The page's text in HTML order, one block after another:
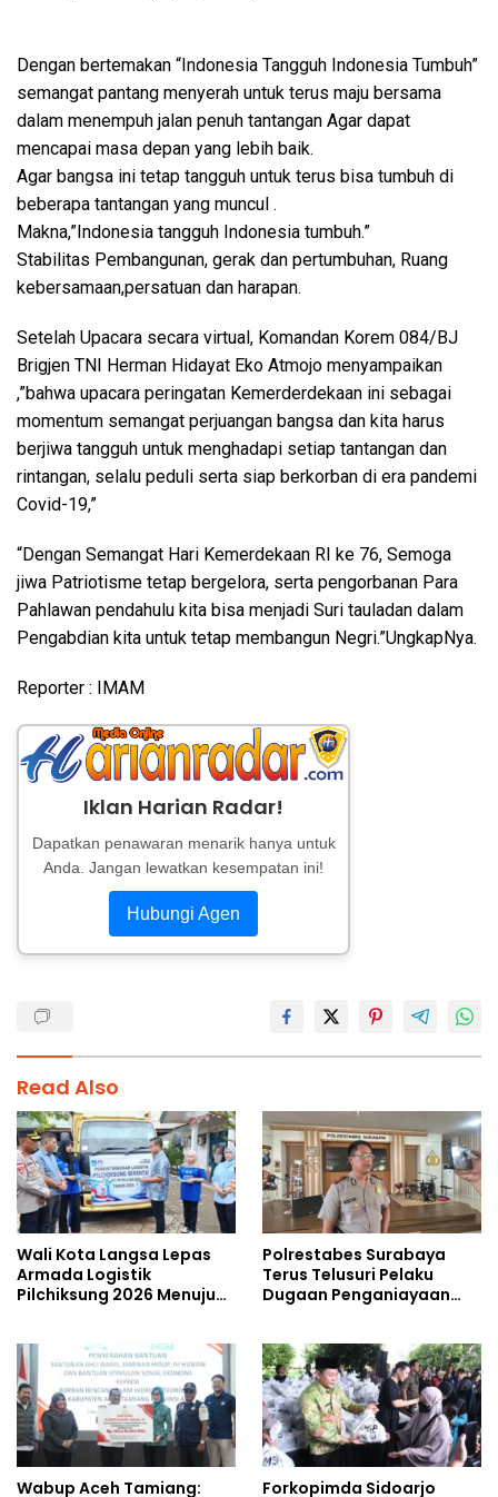
Dengan bertemakan “Indonesia Tangguh Indonesia Tumbuh”
semangat pantang menyerah untuk terus maju bersama
dalam menempuh jalan penuh tantangan Agar dapat
mencapai masa depan yang lebih baik.
Agar bangsa ini tetap tangguh untuk terus bisa tumbuh di
beberapa tantangan yang muncul .
Makna,”Indonesia tangguh Indonesia tumbuh.”
Stabilitas Pembangunan, gerak dan pertumbuhan, Ruang
kebersamaan,persatuan dan harapan.
Setelah Upacara secara virtual, Komandan Korem 084/BJ
Brigjen TNI Herman Hidayat Eko Atmojo menyampaikan
,”bahwa upacara peringatan Kemerderdekaan ini sebagai
momentum semangat perjuangan bangsa dan kita harus
berjiwa tangguh untuk menghadapi setiap tantangan dan
rintangan, selalu peduli serta siap berkorban di era pandemi
Covid-19,”
“Dengan Semangat Hari Kemerdekaan RI ke 76, Semoga
jiwa Patriotisme tetap bergelora, serta pengorbanan Para
Pahlawan pendahulu kita bisa menjadi Suri tauladan dalam
Pengabdian kita untuk tetap membangun Negri.”UngkapNya.
Reporter : IMAM
Iklan Harian Radar!
Dapatkan penawaran menarik hanya untuk
Anda. Jangan lewatkan kesempatan ini!
Hubungi Agen
Read Also
Wali Kota Langsa Lepas
Armada Logistik
Pilchiksung 2026 Menuju
Polrestabes Surabaya
Terus Telusuri Pelaku
Dugaan Penganiayaan
Wabup Aceh Tamiang:
Forkopimda Sidoarjo